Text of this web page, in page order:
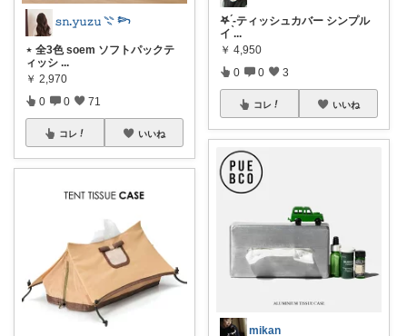
𝚜𝚗.𝚢𝚞𝚣𝚞 𓇢 𓆸
⋆ 全3色 soem ソフトパックテ
ィッシ ...
￥ 2,970
0 0 71
コレ いいね
𖤐 ̖́-‬ティッシュカバー シンプル
イ ...
￥ 4,950
0 0 3
コレ いいね
mikan